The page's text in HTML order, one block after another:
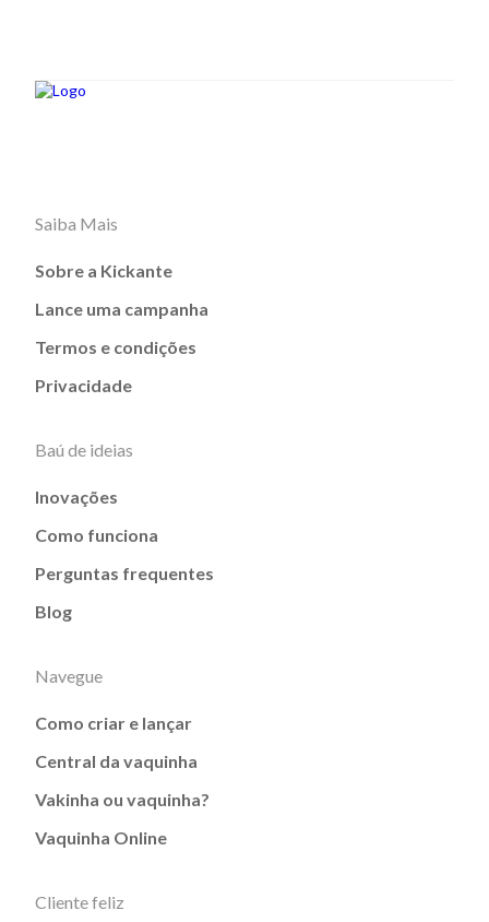
Saiba Mais
Sobre a Kickante
Lance uma campanha
Termos e condições
Privacidade
Baú de ideias
Inovações
Como funciona
Perguntas frequentes
Blog
Navegue
Como criar e lançar
Central da vaquinha
Vakinha ou vaquinha?
Vaquinha Online
Cliente feliz